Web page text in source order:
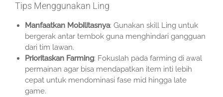
Tips Menggunakan Ling
Manfaatkan Mobilitasnya: Gunakan skill Ling untuk
bergerak antar tembok guna menghindari gangguan
dari tim lawan.
Prioritaskan Farming: Fokuslah pada farming di awal
permainan agar bisa mendapatkan item inti lebih
cepat untuk mendominasi fase mid hingga late
game.